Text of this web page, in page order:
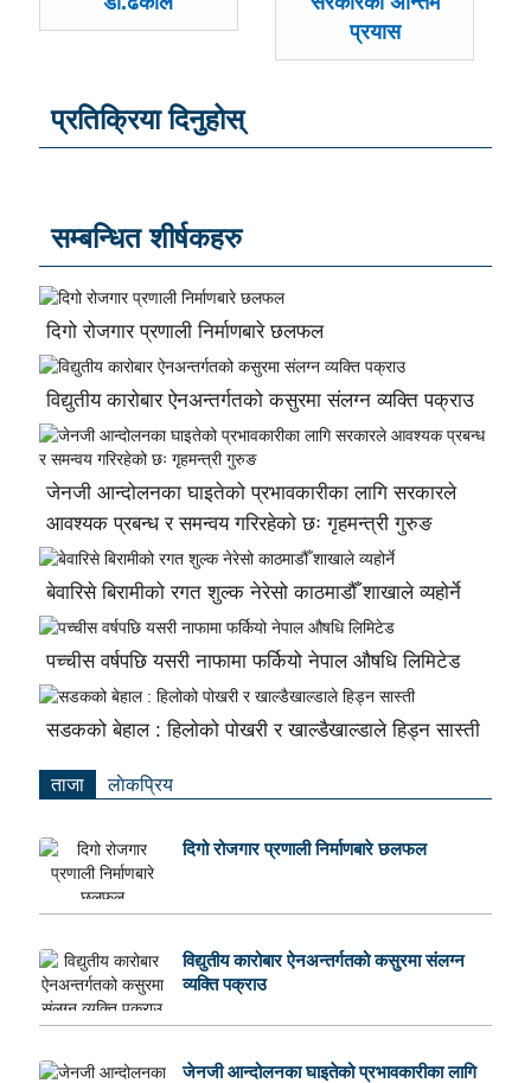
प्रयास
प्रतिक्रिया दिनुहोस्
सम्बन्धित शीर्षकहरु
दिगो रोजगार प्रणाली निर्माणबारे छलफल
विद्युतीय कारोबार ऐनअन्तर्गतको कसुरमा संलग्न व्यक्ति पक्राउ
जेनजी आन्दोलनका घाइतेको प्रभावकारीका लागि सरकारले
आवश्यक प्रबन्ध र समन्वय गरिरहेको छः गृहमन्त्री गुरुङ
बेवारिसे बिरामीको रगत शुल्क नेरेसो काठमाडौँ शाखाले व्यहोर्ने
पच्चीस वर्षपछि यसरी नाफामा फर्कियो नेपाल औषधि लिमिटेड
सडकको बेहाल : हिलोको पोखरी र खाल्डैखाल्डाले हिड्न सास्ती
ताजा लाेकप्रिय
दिगो रोजगार प्रणाली निर्माणबारे छलफल
विद्युतीय कारोबार ऐनअन्तर्गतको कसुरमा संलग्न
व्यक्ति पक्राउ
जेनजी आन्दोलनका घाइतेको प्रभावकारीका लागि